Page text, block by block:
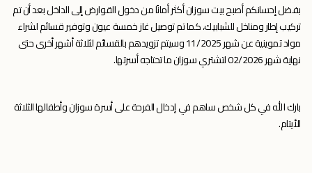
بفضل إحسانكم أصبح بيت سوزان أكثر أمانًا من دخول القوارض إلى الداخل بعد أن تم
تركيب إطار ومناخل للشبابيك، كما تم توصيل غاز خمسة عيون وتوفير قسائم لشراء
مواد تموينية عن شهر 11/2025 وسيتم تزويدهم بالقسائم لثلاثة أشهر أخرى حتى
نهاية شهر 02/2026 لتشتري سوزان ما تحتاجه أسرتها.
بارك الله في كل شخص ساهم في إدخال الفرحة على أسرة سوزان وأطفالها الثلاثة
الأيتام.